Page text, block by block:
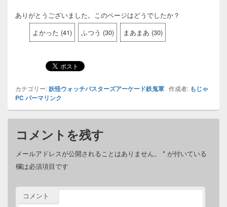
ありがとうございました。このページはどうでしたか？
よかった (41) ふつう (30) まあまあ (30)
カテゴリー:妖怪ウォッチバスターズアーケード鉄鬼軍 作成者: もじゃ
PC パーマリンク
コメントを残す
メールアドレスが公開されることはありません。 * が付いている
欄は必須項目です
コメント